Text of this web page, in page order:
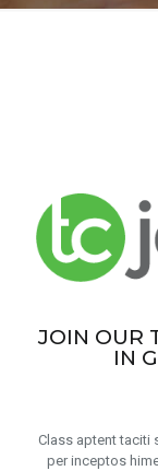
JOIN OUR
IN
Class aptent taciti
per inceptos